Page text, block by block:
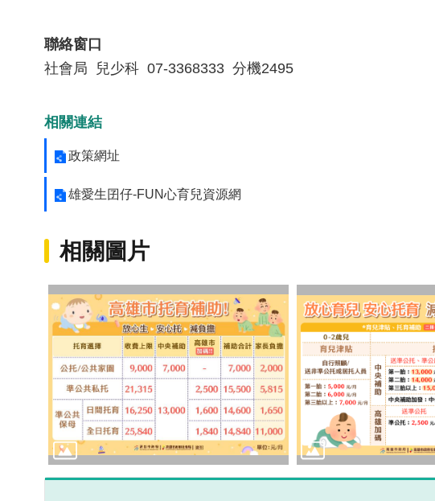
聯絡窗口
社會局 兒少科 07-3368333 分機2495
相關連結
政策網址
雄愛生囝仔-FUN心育兒資源網
相關圖片